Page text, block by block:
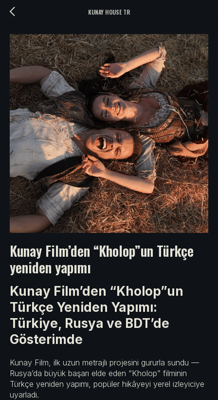
KUNAY HOUSE TR
Kunay Film’den “Kholop”un Türkçe
yeniden yapımı
Kunay Film’den “Kholop”un
Türkçe Yeniden Yapımı:
Türkiye, Rusya ve BDT’de
Gösterimde
Kunay Film, ilk uzun metrajlı projesini gururla sundu —
Rusya’da büyük başarı elde eden “Kholop” filminin
Türkçe yeniden yapımı, popüler hikâyeyi yerel izleyiciye
uyarladı.